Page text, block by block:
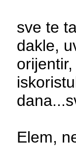
sve te
dakle,
Elem,